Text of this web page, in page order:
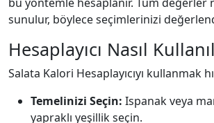
sunulur, böylece seçimlerinizi
Hesaplayıcı Nasıl
Salata Kalori Hesaplayıcıyı kullanmak
Temelinizi Seçin: Ispanak veya
yapraklı yeşillik seçin.